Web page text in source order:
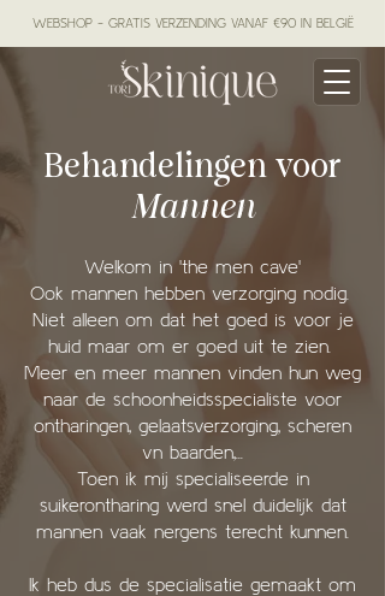
WEBSHOP - GRATIS VERZENDING VANAF €90 IN BELGIË
Behandelingen voor
Mannen
Welkom in 'the men cave'
Ook mannen hebben verzorging nodig.
Niet alleen om dat het goed is voor je
huid maar om er goed uit te zien.
Meer en meer mannen vinden hun weg
naar de schoonheidsspecialiste voor
ontharingen, gelaatsverzorging, scheren
vn baarden,...
Toen ik mij specialiseerde in
suikerontharing werd snel duidelijk dat
mannen vaak nergens terecht kunnen.
Ik heb dus de specialisatie gemaakt om